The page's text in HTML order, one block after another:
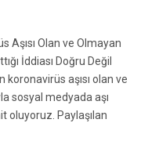
Aşısı Olan ve Olmayan
İddiası Doğru Değil
koronavirüs aşısı olan ve
sosyal medyada aşı
oluyoruz. Paylaşılan